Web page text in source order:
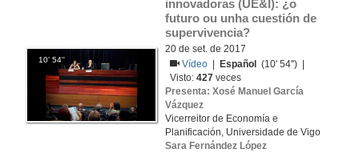
10' 54''
innovadoras (UE&I): ¿o
futuro ou unha cuestión de
supervivencia?
20 de set. de 2017
Vídeo
Español
(10' 54'') |
Visto:427 veces
Presenta: Xosé Manuel García
Vázquez
Vicerreitor de Economía e
Planificación, Universidade de Vigo
Sara Fernández López